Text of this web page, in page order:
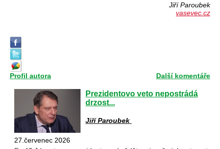
Jiří Paroubek
vasevec.cz
Profil autora Další komentáře
Prezidentovo veto nepostrádá
drzost...
Jiří Paroubek
27.červenec 2026